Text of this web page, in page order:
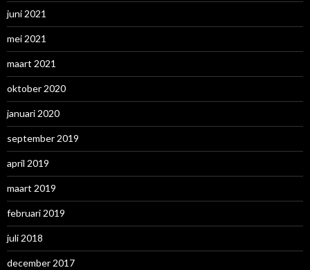
juni 2021
mei 2021
maart 2021
oktober 2020
januari 2020
september 2019
april 2019
maart 2019
februari 2019
juli 2018
december 2017